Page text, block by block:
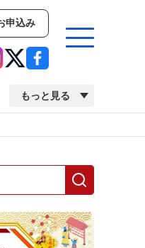
申込み
もっと見る
ト
動・訃報